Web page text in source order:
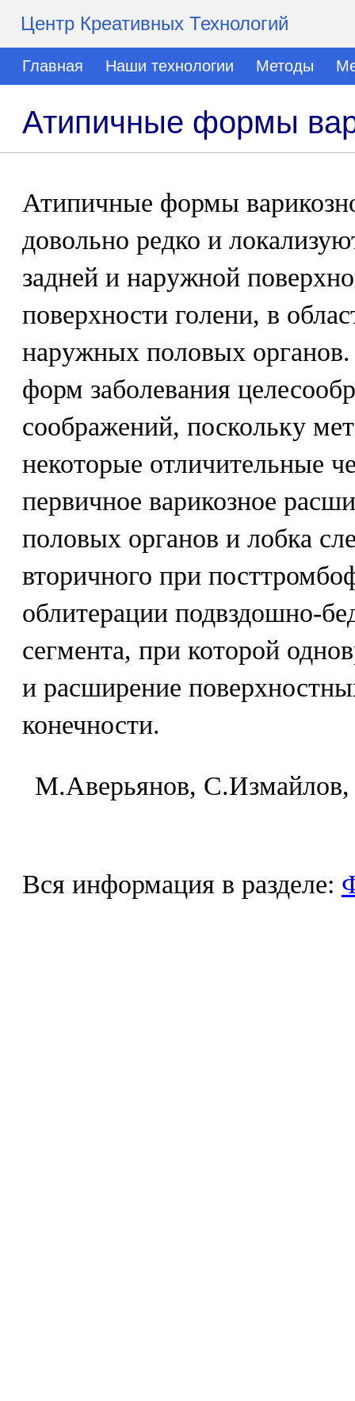
Центр Креативных Технологий
Главная Наши технологии Методы
Атипичные формы
Атипичные формы
довольно редко и
задней и наружной
поверхности голени, в
наружных половых
форм заболевания
соображений, поскольку
некоторые отличительные
первичное варикозное
половых органов и лобка
вторичного при
облитерации подвздошно-
сегмента, при которой
и расширение
конечности.
M.Aвepьянoв,
Вся информация в разделе: